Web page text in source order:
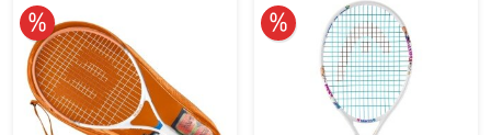
10% reduziert 10% reduziert